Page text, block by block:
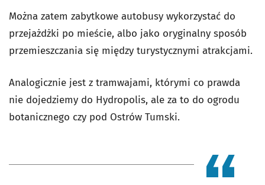
Można zatem zabytkowe autobusy wykorzystać do
przejażdżki po mieście, albo jako oryginalny sposób
przemieszczania się między turystycznymi atrakcjami.
Analogicznie jest z tramwajami, którymi co prawda
nie dojedziemy do Hydropolis, ale za to do ogrodu
botanicznego czy pod Ostrów Tumski.